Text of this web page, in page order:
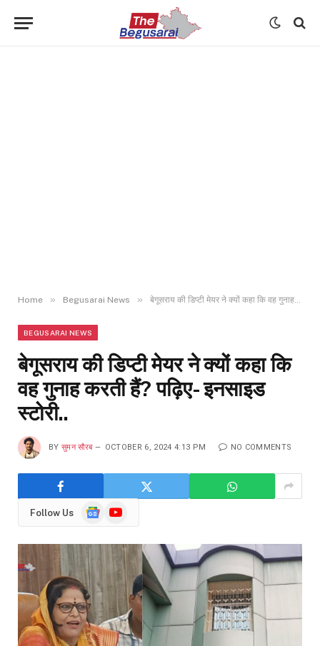
Home » Begusarai News » बेगूसराय की डिप्टी मेयर ने क्यों कहा कि वह गुनाह करती हैं? पढ़िए- इनसाइड स्टोरी..
BEGUSARAI NEWS
बेगूसराय की डिप्टी मेयर ने क्यों कहा कि
वह गुनाह करती हैं? पढ़िए- इनसाइड
स्टोरी..
BY सुमन सौरब OCTOBER 6, 2024 4:13 PM NO COMMENTS
Follow Us
GoogleYouTube